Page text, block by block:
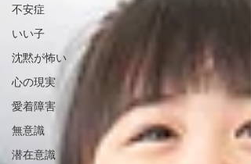
不安症
いい子
沈黙が怖い
心の現実
愛着障害
無意識
潜在意識